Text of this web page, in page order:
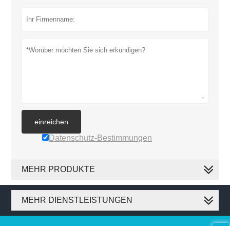
einreichen
Datenschutz-Bestimmungen
MEHR PRODUKTE
MEHR DIENSTLEISTUNGEN